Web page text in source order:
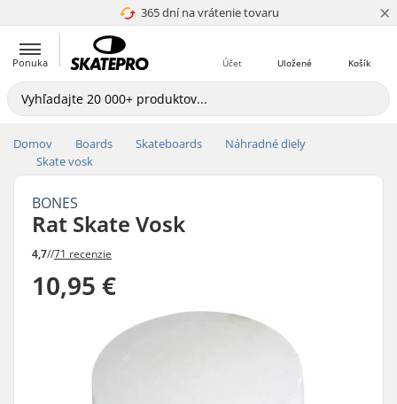
365 dní na vrátenie tovaru
4.8 z 5 ×
Ponuka Košík
Uložené
Účet
Domov Boards Skateboards
Náhradné diely
Skate vosk
BONES
Rat Skate Vosk
4,7//71 recenzie
10,95 €